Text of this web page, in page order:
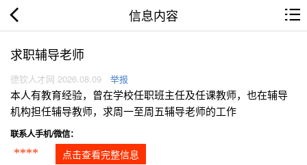
信息内容
求职辅导老师
德钦人才网 2026.08.09 举报
本人有教育经验，曾在学校任职班主任及任课教师，也在辅导
机构担任辅导教师，求周一至周五辅导老师的工作
联系人手机/微信：
**** 点击查看完整信息